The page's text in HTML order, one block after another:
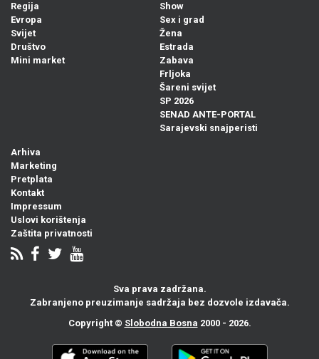
Regija
Evropa
Svijet
Društvo
Mini market
Show
Sex i grad
Žena
Estrada
Zabava
Frljoka
Šareni svijet
SP 2026
SENAD ANTE-PORTAL
Sarajevski snajperisti
Arhiva
Marketing
Pretplata
Kontakt
Impressum
Uslovi korištenja
Zaštita privatnosti
Sva prava zadržana.
Zabranjeno preuzimanje sadržaja bez dozvole izdavača.
Copyright © Slobodna Bosna 2000 - 2026.